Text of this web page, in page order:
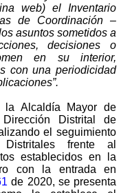
web) el Inventario
de Coordinación –
asuntos sometidos a
decisiones o
en su interior,
con una periodicidad
la Alcaldía Mayor de
Distrital de
el seguimiento
frente al
establecidos en la
con la entrada en
de 2020, se presenta